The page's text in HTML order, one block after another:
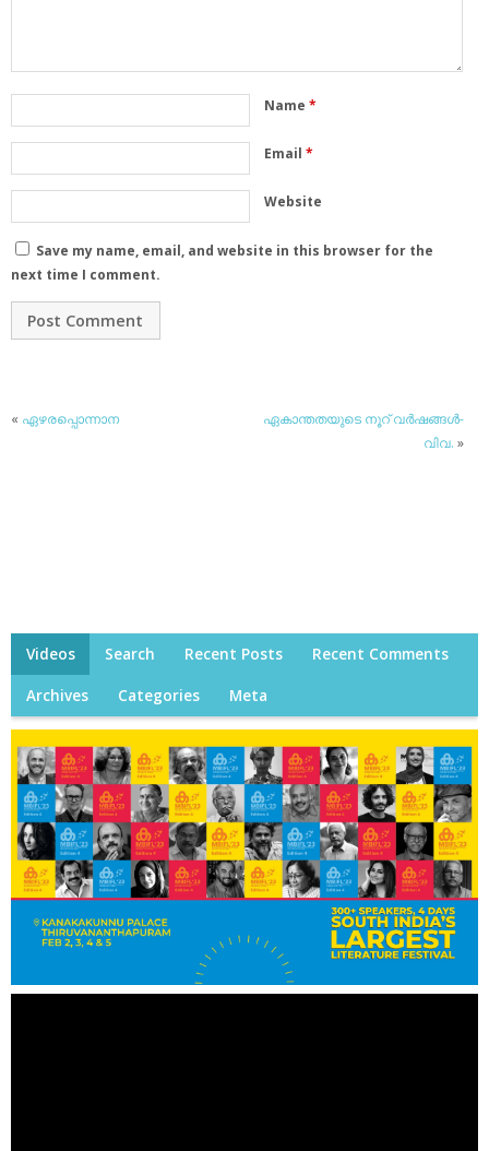
Name *
Email *
Website
Save my name, email, and website in this browser for the
next time I comment.
« ഏഴരപ്പൊന്നാന
ഏകാന്തതയുടെ നൂറ് വര്‍ഷങ്ങള്‍-
വിവ. »
Videos Search Recent Posts Recent Comments
Archives Categories Meta